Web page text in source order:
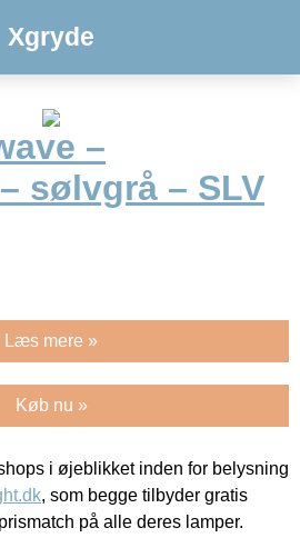
Xgryde
–
sølvgrå – SLV
Læs mere »
Køb nu »
i øjeblikket inden for belysning
, som begge tilbyder gratis
på alle deres lamper.